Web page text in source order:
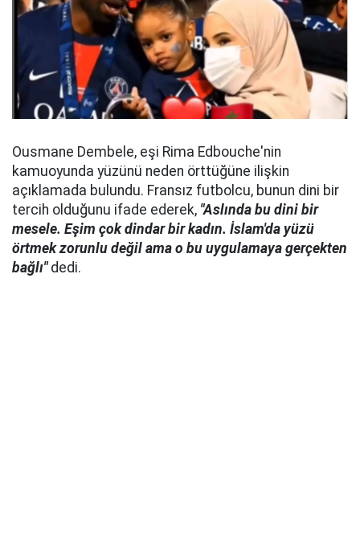
Ousmane Dembele, eşi Rima Edbouche'nin
kamuoyunda yüzünü neden örttüğüne ilişkin
açıklamada bulundu. Fransız futbolcu, bunun dini bir
tercih olduğunu ifade ederek, "Aslında bu dini bir
mesele. Eşim çok dindar bir kadın. İslam'da yüzü
örtmek zorunlu değil ama o bu uygulamaya gerçekten
bağlı"dedi.